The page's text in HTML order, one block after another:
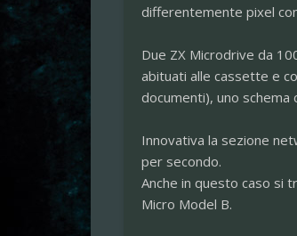
differentemente pixel
Due ZX Microdrive da
abituati alle cassette e
documenti), uno
Innovativa la sezione
per secondo.
Anche in questo caso si
Micro Model B.